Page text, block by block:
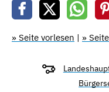
» Seite vorlesen | »